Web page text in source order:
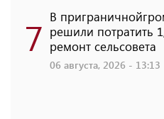
7 В
решили потратить
ремонт сельсовета
06 августа, 2026 - 13:13